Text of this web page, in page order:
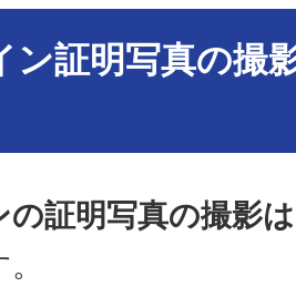
ン証明写真の撮
証明写真の撮影